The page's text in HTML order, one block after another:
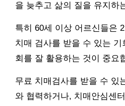
을 늦추고 삶의 질을 유지하
특히 60세 이상 어르신들은
치매 검사를 받을 수 있는 기
회를 잘 활용하는 것이 중요
무료 치매검사를 받을 수 있
와 협력하거나, 치매안심센